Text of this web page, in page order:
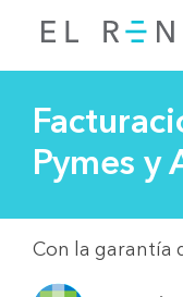
Pymes y
Con la garantía